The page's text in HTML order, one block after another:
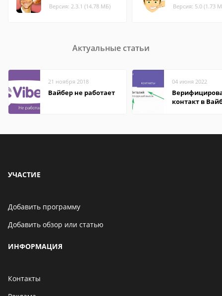
Версия: 2.3.1 (14.78 МБ) Версия: 5.0 (1.73
Актуальные статьи
21 ноября 2018
Вайбер не работает
04 июня 2022
контакт в
УЧАСТИЕ
Добавить программу
Добавить обзор или статью
ИНФОРМАЦИЯ
Контакты